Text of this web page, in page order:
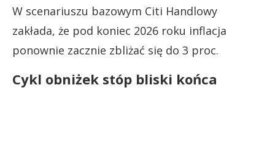
W scenariuszu bazowym Citi Handlowy
zakłada, że pod koniec 2026 roku inflacja
ponownie zacznie zbliżać się do 3 proc.
Cykl obniżek stóp bliski końca